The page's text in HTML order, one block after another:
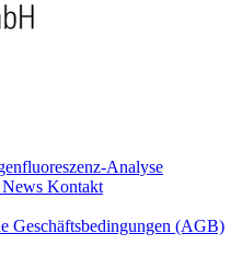
Analyse
News Kontakt
Geschäftsbedingungen (AGB)